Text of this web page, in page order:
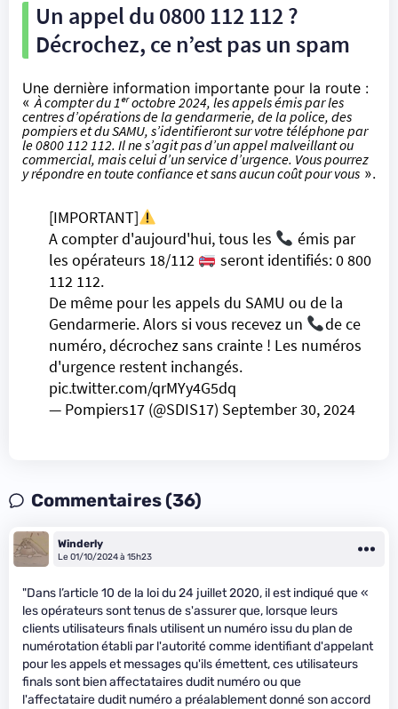
Un appel du 0800 112 112 ?
Décrochez, ce n’est pas un spam
Une dernière information importante pour la route :
«À compter du 1ᵉʳ octobre 2024, les appels émis par les
centres d’opérations de la gendarmerie, de la police, des
pompiers et du SAMU, s’identifieront sur votre téléphone par
le 0800 112 112. Il ne s’agit pas d’un appel malveillant ou
commercial, mais celui d’un service d’urgence. Vous pourrez
y répondre en toute confiance et sans aucun coût pour vous ».
[IMPORTANT]
A compter d'aujourd'hui, tous les
émis par
les opérateurs 18/112
seront identifiés: 0 800
112 112.
De même pour les appels du SAMU ou de la
Gendarmerie. Alors si vous recevez un
de ce
numéro, décrochez sans crainte ! Les numéros
d'urgence restent inchangés.
pic.twitter.com/qrMYy4G5dq
— Pompiers17 (@SDIS17) September 30, 2024
Commentaires (36)
Winderly
Le 01/10/2024 à 15h23
"Dans l’article 10 de la loi du 24 juillet 2020, il est indiqué que «
les opérateurs sont tenus de s'assurer que, lorsque leurs
clients utilisateurs finals utilisent un numéro issu du plan de
numérotation établi par l'autorité comme identifiant d'appelant
pour les appels et messages qu'ils émettent, ces utilisateurs
finals sont bien affectataires dudit numéro ou que
l'affectataire dudit numéro a préalablement donné son accord